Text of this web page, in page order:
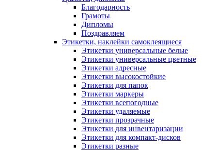
Благодарность
Грамоты
Дипломы
Поздравляем
Этикетки, наклейки самоклеящиеся
Этикетки универсальные белые
Этикетки универсальные цветные
Этикетки адресные
Этикетки высокостойкие
Этикетки для папок
Этикетки маркеры
Этикетки всепогодные
Этикетки удаляемые
Этикетки прозрачные
Этикетки для инвентаризации
Этикетки для компакт-дисков
Этикетки разные